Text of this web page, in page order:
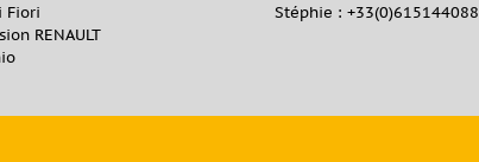
Fiori
RENAULT
Stéphie : +33(0)615144088